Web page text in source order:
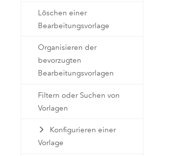
Löschen einer
Bearbeitungsvorlage
Organisieren der
bevorzugten
Bearbeitungsvorlagen
Filtern oder Suchen von
Vorlagen
Konfigurieren einer
Vorlage